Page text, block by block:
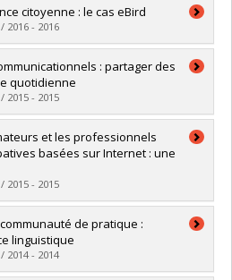
Papyrus
citoyenne : le cas eBird
- 2016
Papyrus
: partager des
quotidienne
- 2015
Papyrus
et les professionnels
basées sur Internet : une
- 2015
Papyrus
de pratique :
linguistique
- 2014